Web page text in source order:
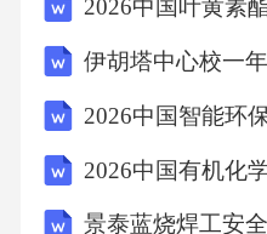
子切割，以避免碳污
工艺要求（如对接焊
坡口形式（如V型、U
整、光滑，角度准确，
范。通常使用坡口机或
伊胡塔中心校一